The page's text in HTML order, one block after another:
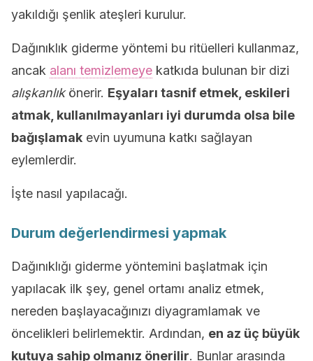
yakıldığı şenlik ateşleri kurulur.
Dağınıklık giderme yöntemi bu ritüelleri kullanmaz,
ancak alanı temizlemeye katkıda bulunan bir dizi
alışkanlıkönerir. Eşyaları tasnif etmek, eskileri
atmak, kullanılmayanları iyi durumda olsa bile
bağışlamak evin uyumuna katkı sağlayan
eylemlerdir.
İşte nasıl yapılacağı.
Durum değerlendirmesi yapmak
Dağınıklığı giderme yöntemini başlatmak için
yapılacak ilk şey, genel ortamı analiz etmek,
nereden başlayacağınızı diyagramlamak ve
öncelikleri belirlemektir. Ardından, en az üç büyük
kutuya sahip olmanız önerilir. Bunlar arasında